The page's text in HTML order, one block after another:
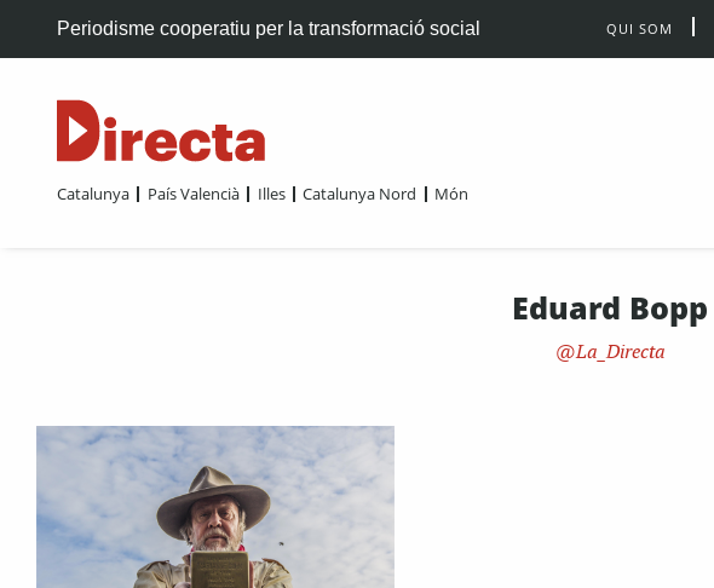
Periodisme cooperatiu per la transformació social QUI SOM
Catalunya País Valencià Illes Catalunya Nord Món
Eduard Bopp
La_Directa